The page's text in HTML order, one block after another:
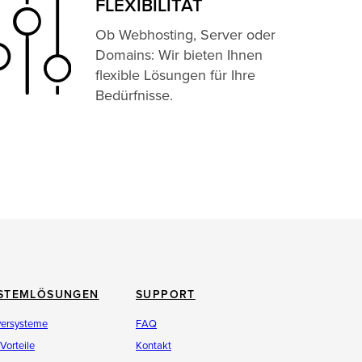
FLEXIBILITÄT
Ob Webhosting, Server oder
Domains: Wir bieten Ihnen
flexible Lösungen für Ihre
Bedürfnisse.
SUPPORT
FAQ
Kontakt